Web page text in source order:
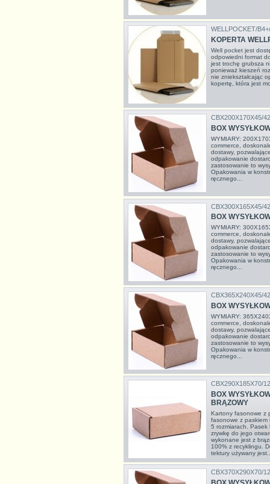
WELLPOCKET/
KOPERTA
Well pocket jest
odpowiedni format
jest trochę grubsza
ponieważ kieszeń
nie zniekształcając
kopertę, która jest
CBX200X170X45/
BOX
WYMIARY:
commerce,
dostawy,
odpakowanie
zastosowanie to
Opakowania w
ręcznego...
CBX300X165X45/
BOX
WYMIARY:
commerce,
dostawy,
odpakowanie
zastosowanie to
Opakowania w
ręcznego...
CBX365X240X45/
BOX
WYMIARY:
commerce,
dostawy,
odpakowanie
zastosowanie to
Opakowania w
ręcznego...
CBX290X185X70/
BOX
BRĄZOWY
Kartony fasonowe z
fasonowe z paskiem
5 rozmiarach. Pasek
zrywkę do jego
wykonane jest z
100% z recyklingu.
tektury używany
CBX370X290X70/